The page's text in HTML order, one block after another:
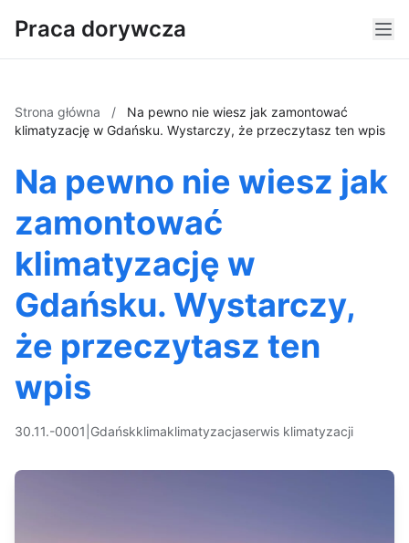
Praca dorywcza
Strona główna /
Na pewno nie wiesz jak zamontować
klimatyzację w Gdańsku. Wystarczy, że przeczytasz ten wpis
Na pewno nie wiesz jak
zamontować
klimatyzację w
Gdańsku. Wystarczy,
że przeczytasz ten
wpis
30.11.-0001 Gdańskklimaklimatyzacjaserwis klimatyzacji